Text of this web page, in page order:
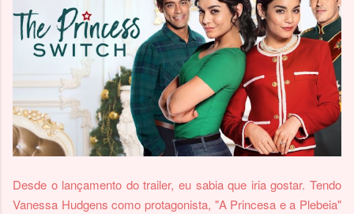
Desde o lançamento do trailer, eu sabia que iria gostar. Tendo
Vanessa Hudgens como protagonista, "A Princesa e a Plebeia"